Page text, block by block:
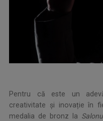
Pentru că este un
creativitate și inovație în
medalia de bronz la